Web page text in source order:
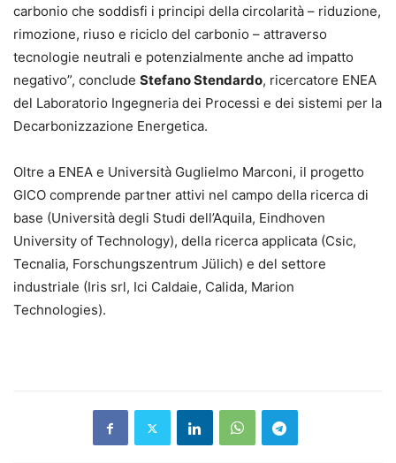
carbonio che soddisfi i principi della circolarità – riduzione,
rimozione, riuso e riciclo del carbonio – attraverso
tecnologie neutrali e potenzialmente anche ad impatto
negativo”, conclude Stefano Stendardo, ricercatore ENEA
del Laboratorio Ingegneria dei Processi e dei sistemi per la
Decarbonizzazione Energetica.
Oltre a ENEA e Università Guglielmo Marconi, il progetto
GICO comprende partner attivi nel campo della ricerca di
base (Università degli Studi dell’Aquila, Eindhoven
University of Technology), della ricerca applicata (Csic,
Tecnalia, Forschungszentrum Jülich) e del settore
industriale (Iris srl, Ici Caldaie, Calida, Marion
Technologies).